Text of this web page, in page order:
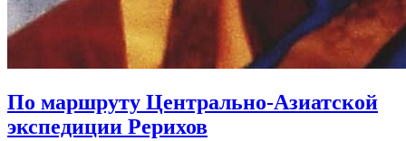
По маршруту Центрально-Азиатской
экспедиции Рерихов